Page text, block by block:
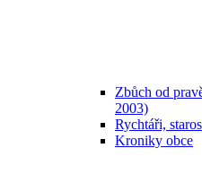
Zbůch od
2003)
Rychtáři,
Kroniky obce